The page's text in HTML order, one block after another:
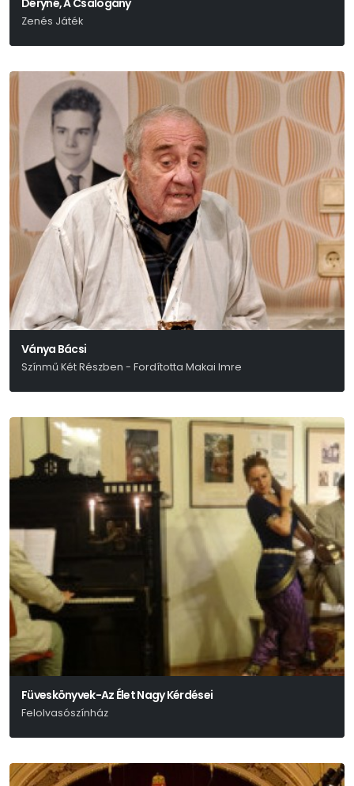
Zenés Játék
Ványa Bácsi
Színmű Két Részben - Fordította Makai Imre
Füveskönyvek-Az Élet Nagy Kérdései
Felolvasószínház